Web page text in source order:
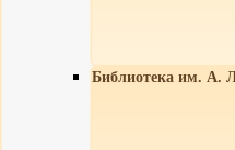
Библиотека им. А.